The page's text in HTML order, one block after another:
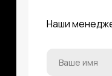
Наши